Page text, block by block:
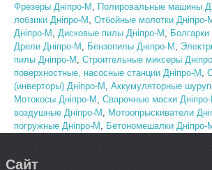
Фрезеры Днiпро-М , Полировальные машины
лобзики Днiпро-М , Отбойные молотки Днiпро-
Днiпро-М , Дисковые пилы Днiпро-М ,
Дрели Днiпро-М , Бензопилы Днiпро-М ,
пилы Днiпро-М , Строительные миксеры
поверхностные, насосные станции Днiпро-М ,
(инверторы) Днiпро-М , Аккумуляторные
Мотокосы Днiпро-М , Сварочные маски
воздушные Днiпро-М , Мотоопрыскиватели
погружные Днiпро-М , Бетономешалки Днiпро-
Сайт